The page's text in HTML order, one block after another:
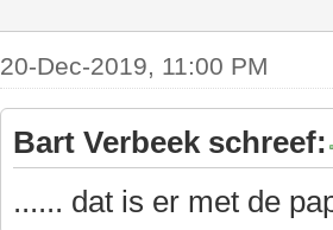
20-Dec-2019, 11:00 PM
Bart Verbeek schreef:
...... dat is er met de